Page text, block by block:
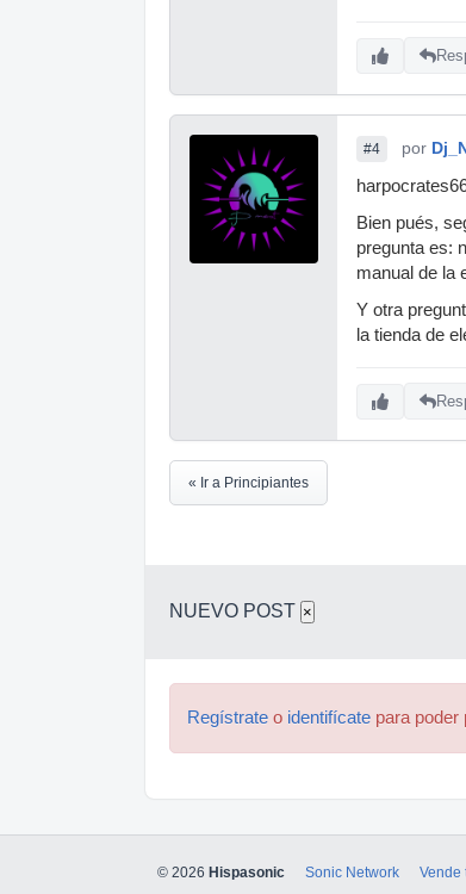
#4 por
Bien pués,
pregunta es:
manual de la
Y otra
la tienda de
« Ir a Principiantes
NUEVO POST ×
Regístrate o identifícate para poder
© 2026 Hispasonic Sonic Network Vende